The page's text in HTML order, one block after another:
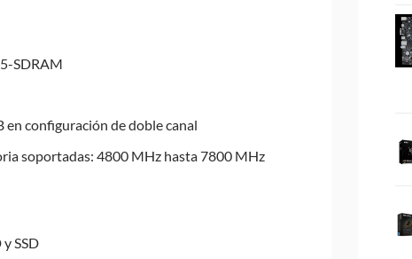
SDRAM
en configuración de doble canal
soportadas: 4800 MHz hasta 7800 MHz
SSD